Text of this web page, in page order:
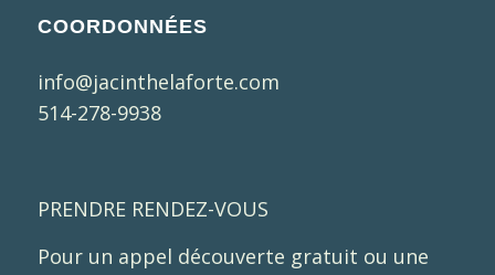
COORDONNÉES
info@jacinthelaforte.com
514-278-9938
PRENDRE RENDEZ-VOUS
Pour un appel découverte gratuit ou une